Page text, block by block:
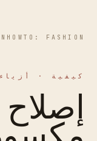
HOWTO: FASHION
كيفية ·